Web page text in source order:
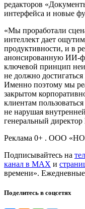
редакторов
интерфейса и новые
«Мы проработали
интеллект дает
продуктивности, и в
анонсированную ИИ-
ключевой принцип
не должно
Именно поэтому мы
закрытом
клиентам
не нарушая
генеральный
Реклама 0+ . ООО
Подписывайтесь на
канал в MAX и
времени».
Поделитесь в соцсетях